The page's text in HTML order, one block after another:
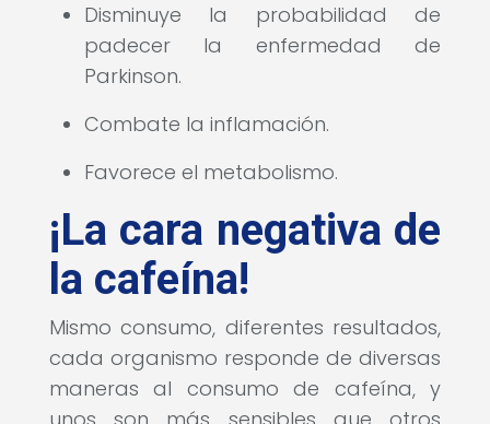
Disminuye la probabilidad de
padecer la enfermedad de
Parkinson.
Combate la inflamación.
Favorece el metabolismo.
¡La cara negativa de
la cafeína!
Mismo consumo, diferentes resultados,
cada organismo responde de diversas
maneras al consumo de cafeína, y